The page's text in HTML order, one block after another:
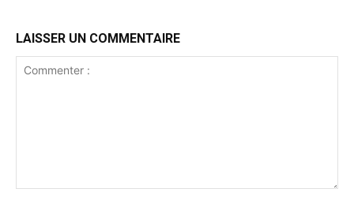
LAISSER UN COMMENTAIRE